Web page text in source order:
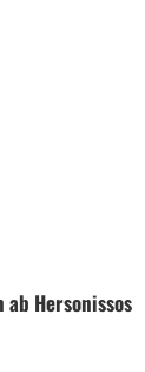
ab Hersonissos